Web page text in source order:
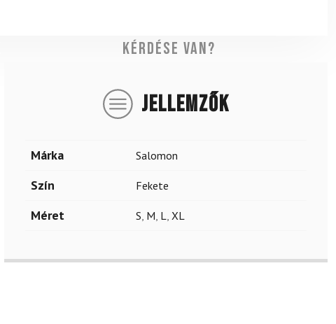
Kérdése van?
JELLEMZŐK
Márka Salomon
Szín Fekete
Méret S, M, L, XL